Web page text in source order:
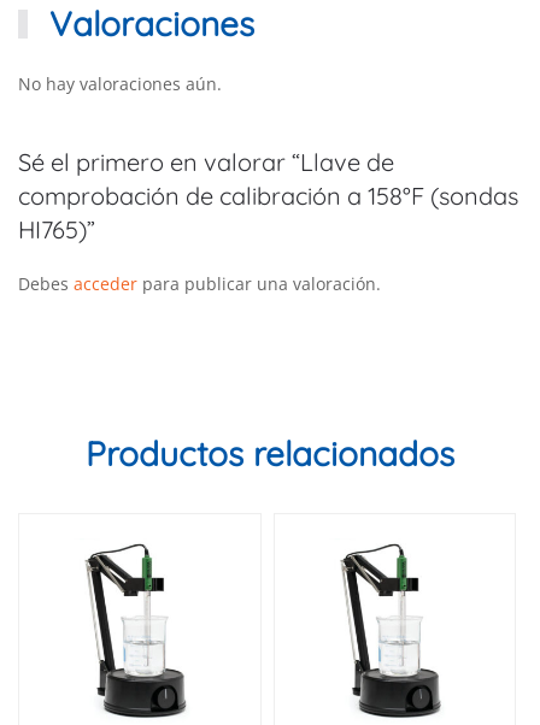
Valoraciones
No hay valoraciones aún.
Sé el primero en valorar “Llave de
comprobación de calibración a 158°F (sondas
HI765)”
Debes acceder para publicar una valoración.
Productos relacionados